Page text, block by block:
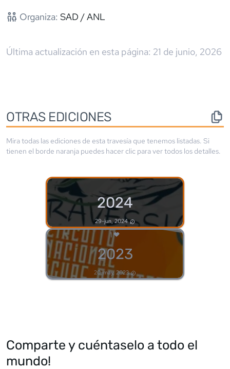
Organiza: SAD / ANL
Última actualización en esta página: 21 de junio, 2026
OTRAS EDICIONES
Mira todas las ediciones de esta travesía que tenemos listadas. Si
tienen el borde naranja puedes hacer clic para ver todos los detalles.
2024
29-jun, 2024
1
2023
20-may, 2023
Comparte y cuéntaselo a todo el
mundo!